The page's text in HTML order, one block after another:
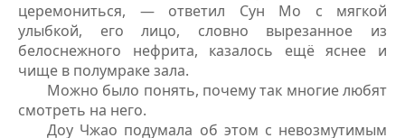
церемониться, — ответил Сун Мо с мягкой
улыбкой, его лицо, словно вырезанное из
белоснежного нефрита, казалось ещё яснее и
чище в полумраке зала.
Можно было понять, почему так многие любят
смотреть на него.
Доу Чжао подумала об этом с невозмутимым